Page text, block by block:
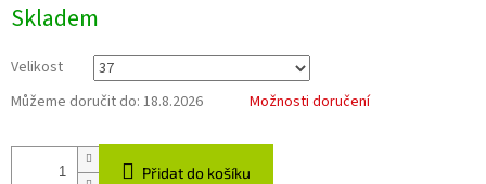
cena:
Skladem
Velikost
Můžeme doručit do: 18.8.2026 Možnosti doručení
Přidat do košíku